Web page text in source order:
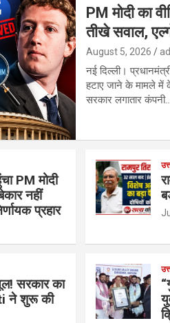
PM मोदी का
तीखे सवाल,
August 5, 2026
नई दिल्ली।
हटाए जाने के मामले
सरकार लगातार कंपनी…
PM मोदी
नहीं
प्रहार
सरकार का
ने शुरू की